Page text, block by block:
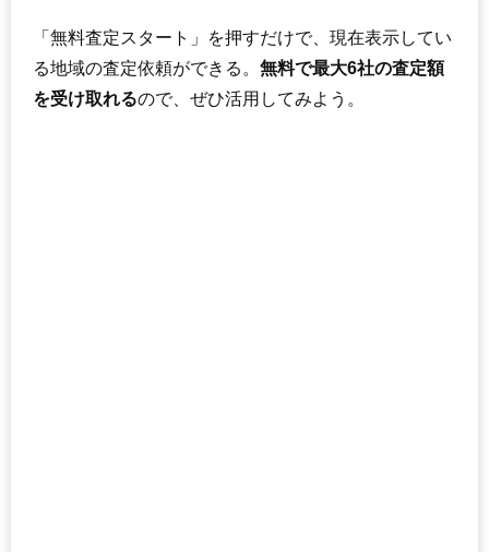
「無料査定スタート」を押すだけで、現在表示してい
る地域の査定依頼ができる。 無料で最大6社の査定額
を受け取れるので、ぜひ活用してみよう。